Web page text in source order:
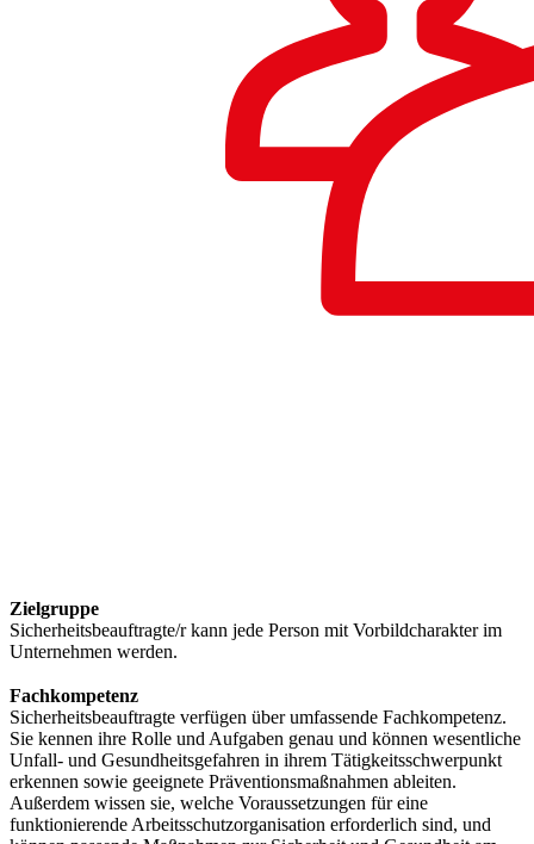
Zielgruppe
Sicherheitsbeauftragte/r kann jede Person mit Vorbildcharakter im
Unternehmen werden.
Fachkompetenz
Sicherheitsbeauftragte verfügen über umfassende Fachkompetenz.
Sie kennen ihre Rolle und Aufgaben genau und können wesentliche
Unfall- und Gesundheitsgefahren in ihrem Tätigkeitsschwerpunkt
erkennen sowie geeignete Präventionsmaßnahmen ableiten.
Außerdem wissen sie, welche Voraussetzungen für eine
funktionierende Arbeitsschutzorganisation erforderlich sind, und